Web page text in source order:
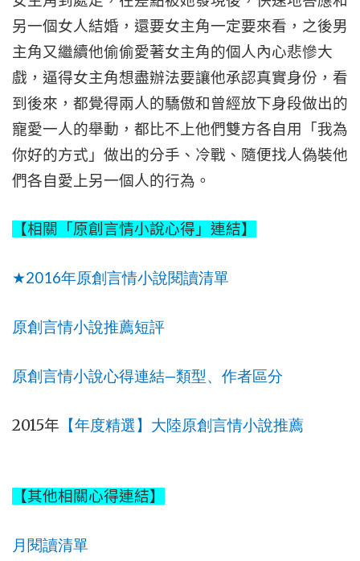
另一個女人結婚，還要女主角一定要來看，之後男
主角又繼續他偷偷愛著女主角的個人內心悲慘大
戲，逼得女主角想盡辦法要讓他承認真實身份，看
到後來，都覺得兩人的驕傲和曾經放下身段做出的
寵愛一人的舉動，都比不上他們雙方各自用「我為
你好的方式」做出的分手、冷戰、隨便找人偽裝他
們各自愛上另一個人的行為。
【相關「原創言情小說心得」連結】
★2016年原創言情小說閱讀清單
原創言情小說推薦短評
原創言情小說心得連結—類型、作者區分
2015年 【年度精選】大陸原創言情小說推薦
【其他相關心得連結】
月閱讀清單